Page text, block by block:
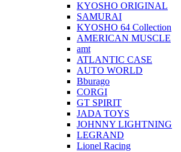
KYOSHO ORIGINAL
SAMURAI
KYOSHO 64 Collection
AMERICAN MUSCLE
amt
ATLANTIC CASE
AUTO WORLD
Bburago
CORGI
GT SPIRIT
JADA TOYS
JOHNNY LIGHTNING
LEGRAND
Lionel Racing